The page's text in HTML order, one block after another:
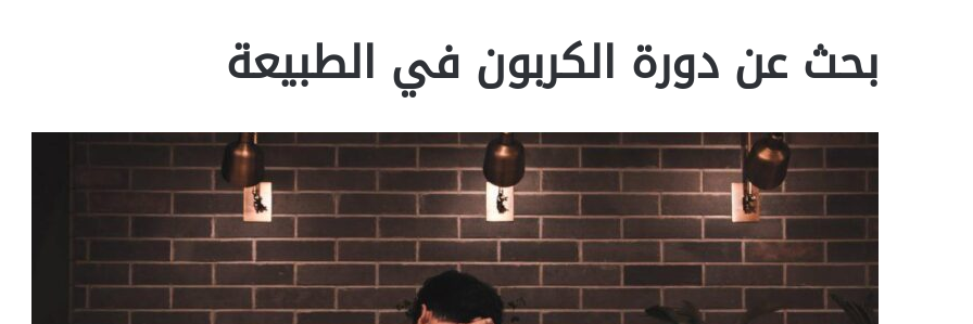
بحث عن دورة الكربون في الطبيعة